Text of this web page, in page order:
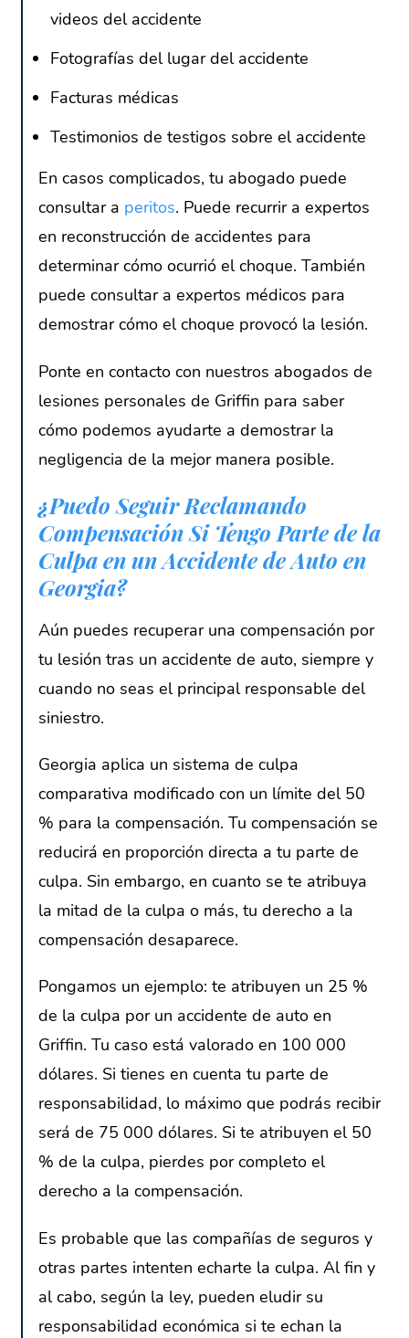
videos del accidente
Fotografías del lugar del accidente
Facturas médicas
Testimonios de testigos sobre el accidente
En casos complicados, tu abogado puede
consultar a peritos. Puede recurrir a expertos
en reconstrucción de accidentes para
determinar cómo ocurrió el choque. También
puede consultar a expertos médicos para
demostrar cómo el choque provocó la lesión.
Ponte en contacto con nuestros abogados de
lesiones personales de Griffin para saber
cómo podemos ayudarte a demostrar la
negligencia de la mejor manera posible.
¿Puedo Seguir Reclamando
Compensación Si Tengo Parte de la
Culpa en un Accidente de Auto en
Georgia?
Aún puedes recuperar una compensación por
tu lesión tras un accidente de auto, siempre y
cuando no seas el principal responsable del
siniestro.
Georgia aplica un sistema de culpa
comparativa modificado con un límite del 50
% para la compensación. Tu compensación se
reducirá en proporción directa a tu parte de
culpa. Sin embargo, en cuanto se te atribuya
la mitad de la culpa o más, tu derecho a la
compensación desaparece.
Pongamos un ejemplo: te atribuyen un 25 %
de la culpa por un accidente de auto en
Griffin. Tu caso está valorado en 100 000
dólares. Si tienes en cuenta tu parte de
responsabilidad, lo máximo que podrás recibir
será de 75 000 dólares. Si te atribuyen el 50
% de la culpa, pierdes por completo el
derecho a la compensación.
Es probable que las compañías de seguros y
otras partes intenten echarte la culpa. Al fin y
al cabo, según la ley, pueden eludir su
responsabilidad económica si te echan la